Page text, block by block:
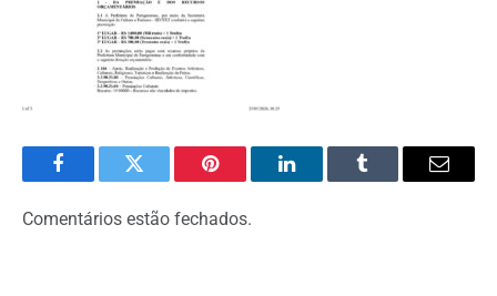
FacebookTwitter Pinterest LinkedInTumblr Email
Comentários estão fechados.